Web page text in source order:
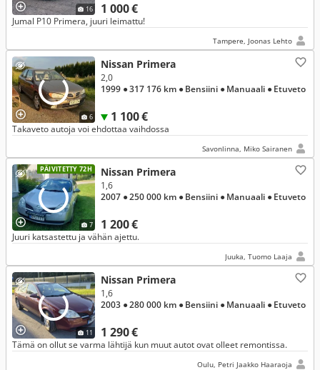
16 1 000 €
Jumal P10 Primera, juuri leimattu!
Tampere, Joonas Lehto
6
Nissan Primera
1 100 €
2,0
1999 ● 317 176 km ● Bensiini ● Manuaali ● Etuveto
Takaveto autoja voi ehdottaa vaihdossa
Savonlinna, Miko Sairanen
PÄIVITETTY 72H
7
Nissan Primera
1 200 €
1,6
2007 ● 250 000 km ● Bensiini ● Manuaali ● Etuveto
Juuri katsastettu ja vähän ajettu.
Juuka, Tuomo Laaja
11
Nissan Primera
1 290 €
1,6
2003 ● 280 000 km ● Bensiini ● Manuaali ● Etuveto
Tämä on ollut se varma lähtijä kun muut autot ovat olleet remontissa.
Oulu, Petri Jaakko Haaraoja